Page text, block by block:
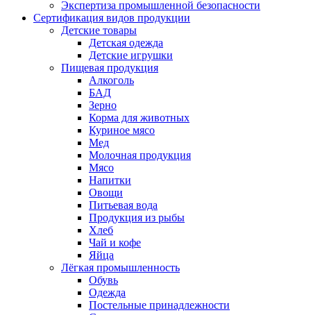
Экспертиза промышленной безопасности
Сертификация видов продукции
Детские товары
Детская одежда
Детские игрушки
Пищевая продукция
Алкоголь
БАД
Зерно
Корма для животных
Куриное мясо
Мед
Молочная продукция
Мясо
Напитки
Овощи
Питьевая вода
Продукция из рыбы
Хлеб
Чай и кофе
Яйца
Лёгкая промышленность
Обувь
Одежда
Постельные принадлежности